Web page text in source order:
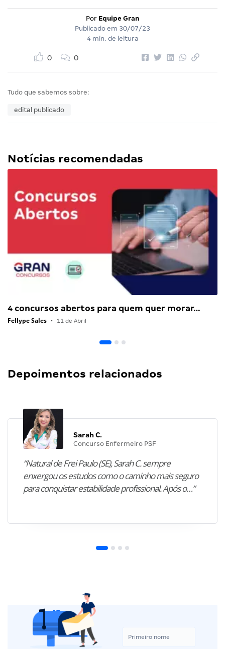
Por Equipe Gran
Publicado em 30/07/23
4 min. de leitura
0 0
Tudo que sabemos sobre:
edital publicado
Notícias recomendadas
4 concursos abertos para quem quer morar…
Fellype Sales • 11 de Abril
Depoimentos relacionados
Sarah C.
Concurso Enfermeiro PSF
“Natural de Frei Paulo (SE), Sarah C. sempre
enxergou os estudos como o caminho mais seguro
para conquistar estabilidade profissional. Após o…”